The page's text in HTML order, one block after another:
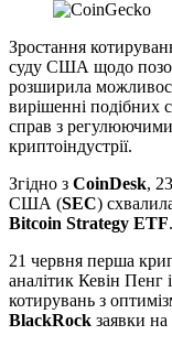
Зростання
суду США щодо
розширила
вирішенні подібних
справ з регулюючими
криптоіндустрії.
Згідно з CoinDesk,
США (SEC)
Bitcoin Strategy ETF.
21 червня перша
аналітик Кевін Пенг
котирувань з
BlackRock заявки на